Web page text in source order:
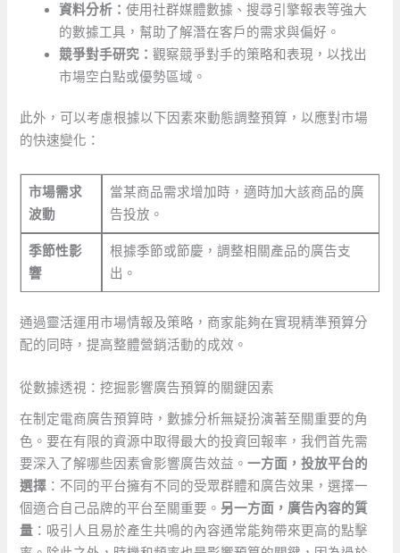
資料分析：使用社群媒體數據、搜尋引擎報表等強大
的數據工具，幫助了解潛在客戶的需求與偏好。
競爭對手研究：觀察競爭對手的策略和表現，以找出
市場空白點或優勢區域。
此外，可以考慮根據以下因素來動態調整預算，以應對市場
的快速變化：
市場需求
波動
當某商品需求增加時，適時加大該商品的廣
告投放。
季節性影
響
根據季節或節慶，調整相關產品的廣告支
出。
通過靈活運用市場情報及策略，商家能夠在實現精準預算分
配的同時，提高整體營銷活動的成效。
從數據透視：挖掘影響廣告預算的關鍵因素
在制定電商廣告預算時，數據分析無疑扮演著至關重要的角
色。要在有限的資源中取得最大的投資回報率，我們首先需
要深入了解哪些因素會影響廣告效益。一方面，投放平台的
選擇 ：不同的平台擁有不同的受眾群體和廣告效果，選擇一
個適合自己品牌的平台至關重要。 另一方面，廣告內容的質
量 ：吸引人且易於產生共鳴的內容通常能夠帶來更高的點擊